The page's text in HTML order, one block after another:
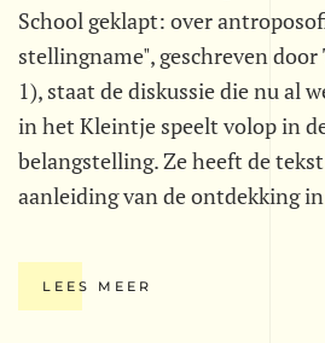
School geklapt: over
stellingname", geschreven door
1), staat de diskussie die nu al
in het Kleintje speelt volop in
belangstelling. Ze heeft de
aanleiding van de ontdekking
LEES MEER